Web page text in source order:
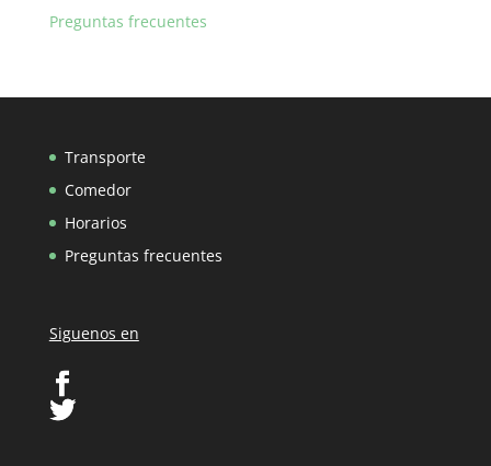
Preguntas frecuentes
Transporte
Comedor
Horarios
Preguntas frecuentes
Siguenos en